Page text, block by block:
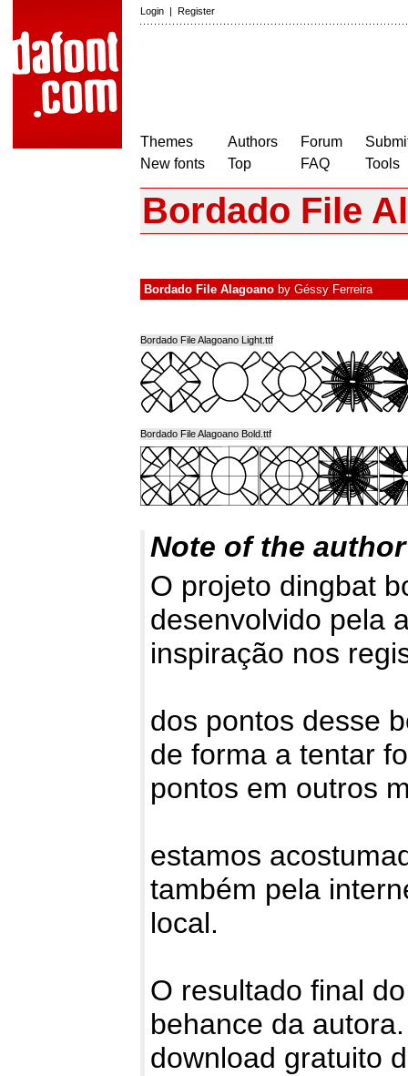
Login | Register
Themes
New fonts
Authors
Top
Forum
FAQ
Tools
Bordado File
Bordado File Alagoano by Géssy Ferreira
Bordado File Alagoano Light.ttf
Bordado File Alagoano Bold.ttf
Note of the author
O projeto dingbat
desenvolvido pela
inspiração nos
dos pontos desse
de forma a tentar
pontos em outros
estamos
também pela
local.
O resultado final
behance da
download gratuito